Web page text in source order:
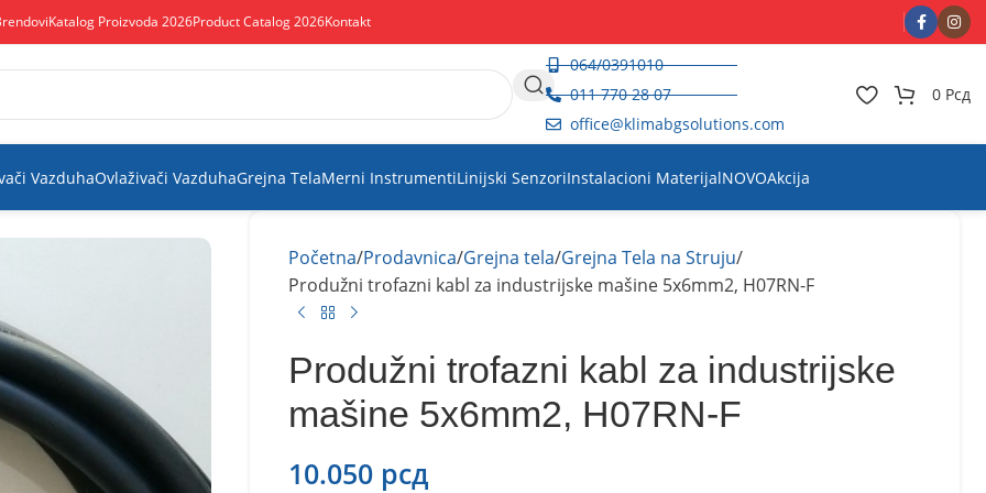
Katalog Proizvoda 2026Product Catalog 2026Kontakt
064/0391010
011 770 28 07
office@klimabgsolutions.com
0 Рсд
VazduhaOvlaživači VazduhaGrejna TelaMerni InstrumentiLinijski SenzoriInstalacioni MaterijalNOVOAkcija
Početna Prodavnica Grejna tela Grejna Tela na Struju
Produžni trofazni kabl za industrijske mašine 5x6mm2, H07RN-F
Produžni trofazni kabl za industrijske
mašine 5x6mm2, H07RN-F
10.050 рсд